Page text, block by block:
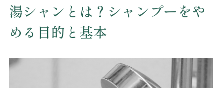
湯シャンとは？シャンプーをや
める目的と基本